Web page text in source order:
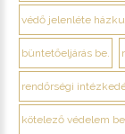
védő jelenléte
büntetőeljárás be.
rendőrségi
kötelező védelem